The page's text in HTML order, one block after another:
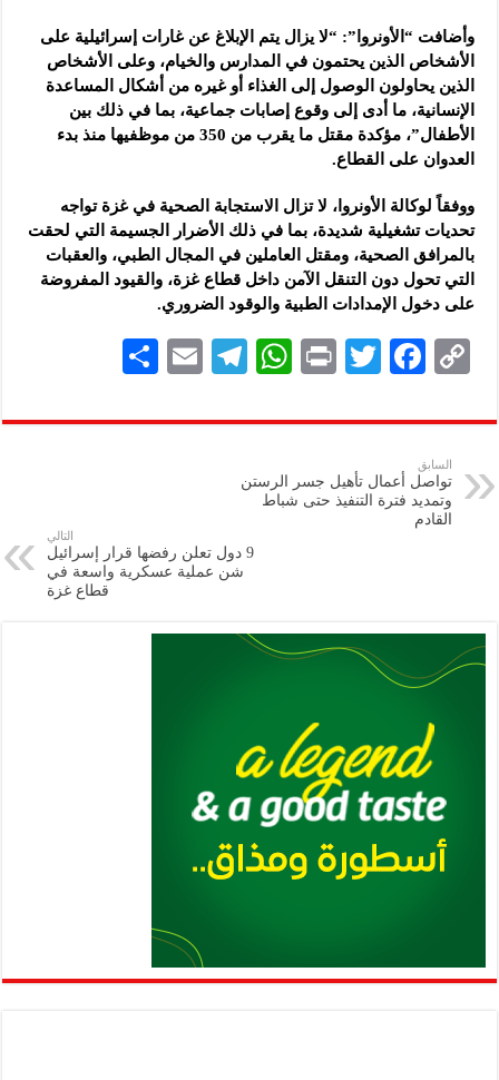
وأضافت “الأونروا”: “لا يزال يتم الإبلاغ عن غارات إسرائيلية على
الأشخاص الذين يحتمون في المدارس والخيام، وعلى الأشخاص
الذين يحاولون الوصول إلى الغذاء أو غيره من أشكال المساعدة
الإنسانية، ما أدى إلى وقوع إصابات جماعية، بما في ذلك بين
الأطفال”، مؤكدة مقتل ما يقرب من 350 من موظفيها منذ بدء
العدوان على القطاع.
ووفقاً لوكالة الأونروا، لا تزال الاستجابة الصحية في غزة تواجه
تحديات تشغيلية شديدة، بما في ذلك الأضرار الجسيمة التي لحقت
بالمرافق الصحية، ومقتل العاملين في المجال الطبي، والعقبات
التي تحول دون التنقل الآمن داخل قطاع غزة، والقيود المفروضة
على دخول الإمدادات الطبية والوقود الضروري.
C
p
y
Li
n
F
eb
oo
k
T
tt
P
nt
W
at
A
p
Te
gr
E
ai
ar
السابق
تواصل أعمال تأهيل جسر الرستن
وتمديد فترة التنفيذ حتى شباط
القادم
التالي
9 دول تعلن رفضها قرار إسرائيل
شن عملية عسكرية واسعة في
قطاع غزة